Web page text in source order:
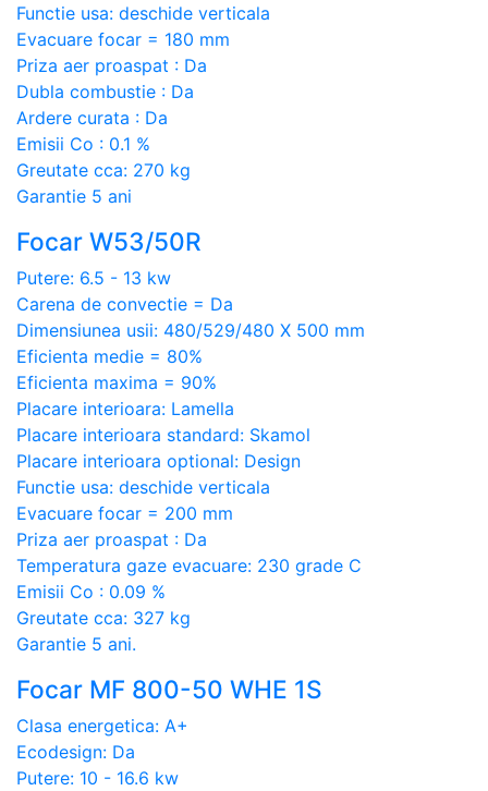
Functie usa: deschide verticala
Evacuare focar = 180 mm
Priza aer proaspat : Da
Dubla combustie : Da
Ardere curata : Da
Emisii Co : 0.1 %
Greutate cca: 270 kg
Garantie 5 ani
Focar W53/50R
Putere: 6.5 - 13 kw
Carena de convectie = Da
Dimensiunea usii: 480/529/480 X 500 mm
Eficienta medie = 80%
Eficienta maxima = 90%
Placare interioara: Lamella
Placare interioara standard: Skamol
Placare interioara optional: Design
Functie usa: deschide verticala
Evacuare focar = 200 mm
Priza aer proaspat : Da
Temperatura gaze evacuare: 230 grade C
Emisii Co : 0.09 %
Greutate cca: 327 kg
Garantie 5 ani.
Focar MF 800-50 WHE 1S
Clasa energetica: A+
Ecodesign: Da
Putere: 10 - 16.6 kw